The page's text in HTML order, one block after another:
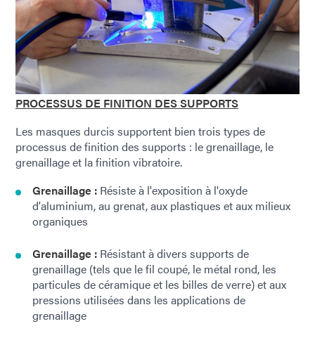
PROCESSUS DE FINITION DES SUPPORTS
Les masques durcis supportent bien trois types de
processus de finition des supports : le grenaillage, le
grenaillage et la finition vibratoire.
Grenaillage : Résiste à l'exposition à l'oxyde
d'aluminium, au grenat, aux plastiques et aux milieux
organiques
Grenaillage : Résistant à divers supports de
grenaillage (tels que le fil coupé, le métal rond, les
particules de céramique et les billes de verre) et aux
pressions utilisées dans les applications de
grenaillage